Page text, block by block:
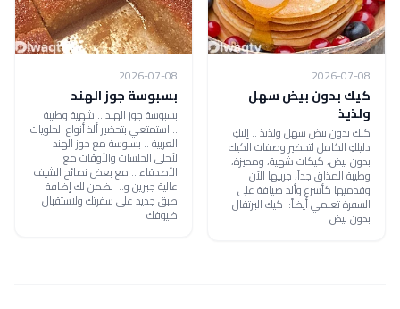
2026-07-08
كيك بدون بيض سهل
ولذيذ
كيك بدون بيض سهل ولذيذ .. إليكِ
دليلكِ الكامل لتحضير وصفات الكيك
بدون بيض، كيكات شهية، ومميزة،
وطيبة المذاق جداً، جربيها الآن
وقدميها كأسرع وألذ ضيافة على
السفرة تعلمي أيضاً: كيك البرتقال
بدون بيض
2026-07-08
بسبوسة جوز الهند
بسبوسة جوز الهند .. شهية وطيبة
.. استمتعي بتحضير ألذ أنواع الحلويات
العربية .. بسبوسة مع جوز الهند
لأحلى الجلسات والأوقات مع
الأصدقاء .. مع بعض نصائح الشيف
عالية جبرين و.. نضمن لك إضافة
طبق جديد على سفرتك ولاستقبال
ضيوفك